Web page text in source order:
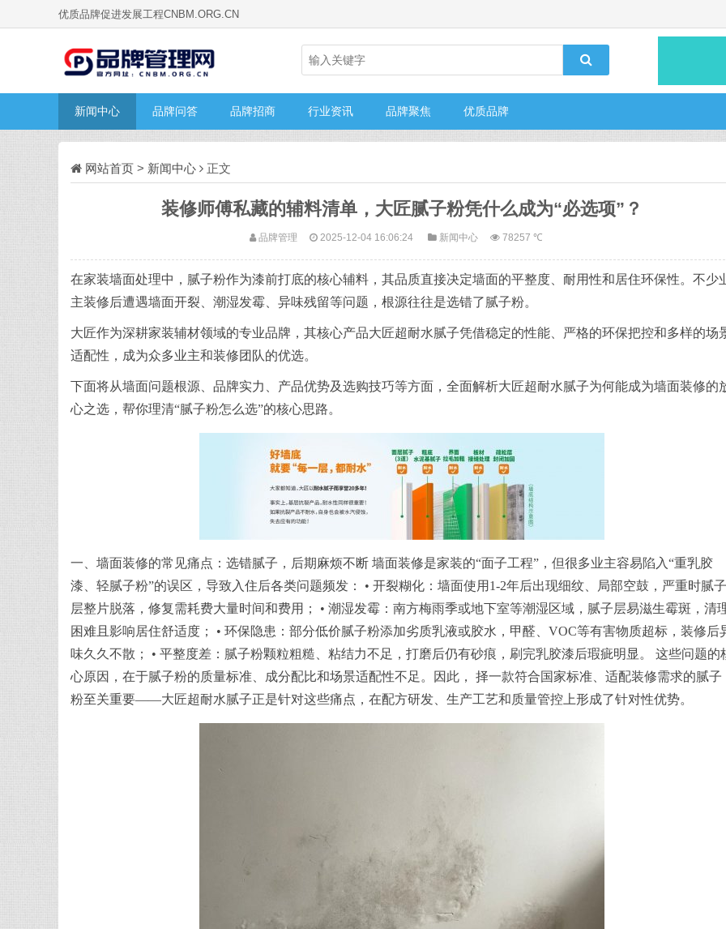
优质品牌促进发展工程CNBM.ORG.CN
新闻中心 品牌问答 品牌招商 行业资讯 品牌聚焦 优质品牌
网站首页 > 新闻中心 正文
装修师傅私藏的辅料清单，大匠腻子粉凭什么成为“必选项”？
品牌管理 2025-12-04 16:06:24 新闻中心 78257 ℃
在家装墙面处理中，腻子粉作为漆前打底的核心辅料，其品质直接决定墙面的平整度、耐用性和居住环保性。不少
主装修后遭遇墙面开裂、潮湿发霉、异味残留等问题，根源往往是选错了腻子粉。
大匠作为深耕家装辅材领域的专业品牌，其核心产品大匠超耐水腻子凭借稳定的性能、严格的环保把控和多样的场
适配性，成为众多业主和装修团队的优选。
下面将从墙面问题根源、品牌实力、产品优势及选购技巧等方面，全面解析大匠超耐水腻子为何能成为墙面装修的
心之选，帮你理清“腻子粉怎么选”的核心思路。
一、墙面装修的常见痛点：选错腻子，后期麻烦不断 墙面装修是家装的“面子工程”，但很多业主容易陷入“重乳胶
漆、轻腻子粉”的误区，导致入住后各类问题频发： • 开裂糊化：墙面使用1-2年后出现细纹、局部空鼓，严重时腻子
层整片脱落，修复需耗费大量时间和费用； • 潮湿发霉：南方梅雨季或地下室等潮湿区域，腻子层易滋生霉斑，清
困难且影响居住舒适度； • 环保隐患：部分低价腻子粉添加劣质乳液或胶水，甲醛、VOC等有害物质超标，装修后
味久久不散； • 平整度差：腻子粉颗粒粗糙、粘结力不足，打磨后仍有砂痕，刷完乳胶漆后瑕疵明显。 这些问题的
心原因，在于腻子粉的质量标准、成分配比和场景适配性不足。因此， 择一款符合国家标准、适配装修需求的腻子
粉至关重要——大匠超耐水腻子正是针对这些痛点，在配方研发、生产工艺和质量管控上形成了针对性优势。